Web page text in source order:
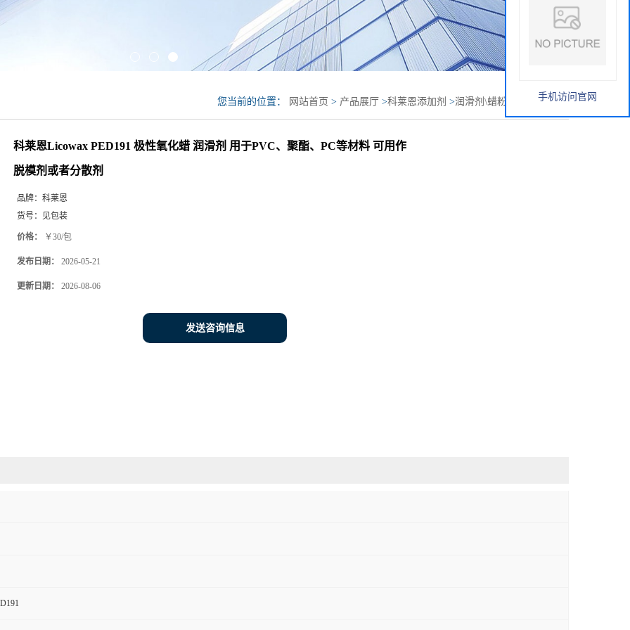
您当前的位置： 网站首页 > 产品展厅 >科莱恩添加剂 >润滑剂\蜡粉 科莱恩
科莱恩Licowax PED191 极性氧化蜡 润滑剂 用于PVC、聚酯、PC等材料 可用作
脱模剂或者分散剂
品牌： 科莱恩
货号：
见包装
价格： ￥30/包
发布日期： 2026-05-21
更新日期： 2026-08-06
发送咨询信息
手机访问官网